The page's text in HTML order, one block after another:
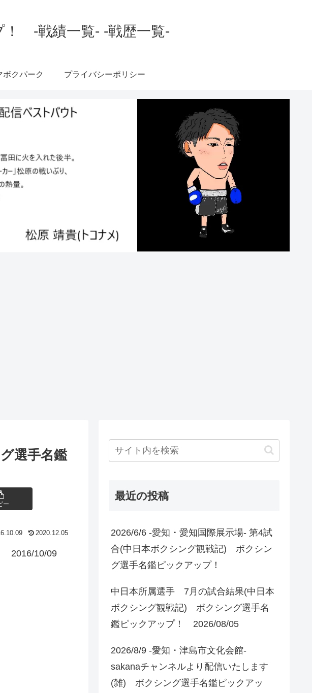
-戦績一覧- -戦歴一覧-
ボクパーク プライバシーポリシー
選手名鑑
ー
2020.12.05
2016/10/09
最近の投稿
2026/6/6 -愛知・愛知国際展示場- 第4試
合(中日本ボクシング観戦記) ボクシン
グ選手名鑑ピックアップ！
中日本所属選手 7月の試合結果(中日本
ボクシング観戦記) ボクシング選手名
鑑ピックアップ！ 2026/08/05
2026/8/9 -愛知・津島市文化会館-
sakanaチャンネルより配信いたします
(雑) ボクシング選手名鑑ピックアッ